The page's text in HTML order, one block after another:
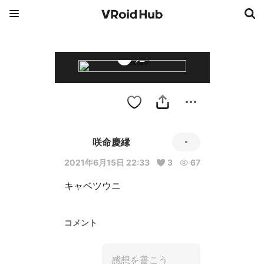
ウニ
咲命慶縁
2021年6月15日 22:33 3 67
キャベツウニ
コメント